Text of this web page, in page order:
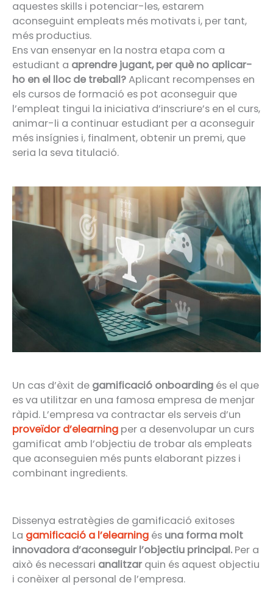
aquestes skills i potenciar-les, estarem
aconseguint empleats més motivats i, per tant,
més productius.
Ens van ensenyar en la nostra etapa com a
estudiant a aprendre jugant, per què no aplicar-
ho en el lloc de treball?Aplicant recompenses en
els cursos de formació es pot aconseguir que
l’empleat tingui la iniciativa d’inscriure’s en el curs,
animar-li a continuar estudiant per a aconseguir
més insígnies i, finalment, obtenir un premi, que
seria la seva titulació.
Un cas d’èxit de gamificació onboarding és el que
es va utilitzar en una famosa empresa de menjar
ràpid. L’empresa va contractar els serveis d’un
proveïdor d’elearning per a desenvolupar un curs
gamificat amb l’objectiu de trobar als empleats
que aconseguien més punts elaborant pizzes i
combinant ingredients.
Dissenya estratègies de gamificació exitoses
La gamificació a l’elearning és una forma molt
innovadora d’aconseguir l’objectiu principal. Per a
això és necessari analitzar quin és aquest objectiu
i conèixer al personal de l’empresa.